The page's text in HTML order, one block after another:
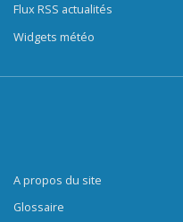
Flux RSS actualités
Widgets météo
A propos du site
Glossaire